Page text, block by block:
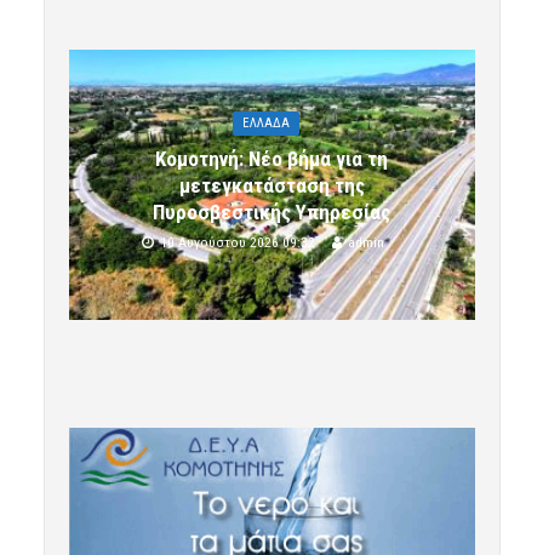
ΕΛΛΑΔΑ
Κομοτηνή: Νέο βήμα για τη
μετεγκατάσταση της
Πυροσβεστικής Υπηρεσίας
10 Αυγούστου 2026 09:32 admin